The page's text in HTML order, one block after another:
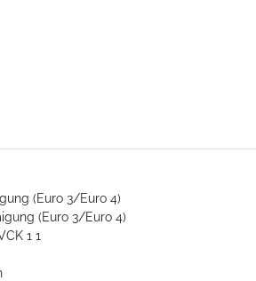
(Euro 3/Euro 4)
(Euro 3/Euro 4)
1 1